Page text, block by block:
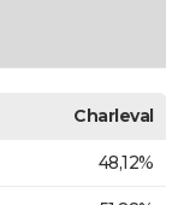
Charleval
48,12%